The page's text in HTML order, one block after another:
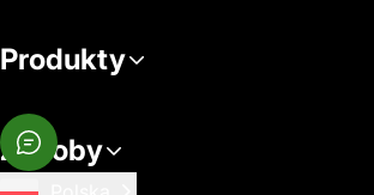
Produkty
Zasoby